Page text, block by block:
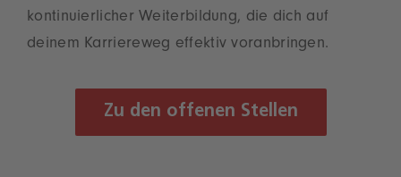
kontinuierlicher Weiterbildung, die dich auf
deinem Karriereweg effektiv voranbringen.
Zu den offenen Stellen